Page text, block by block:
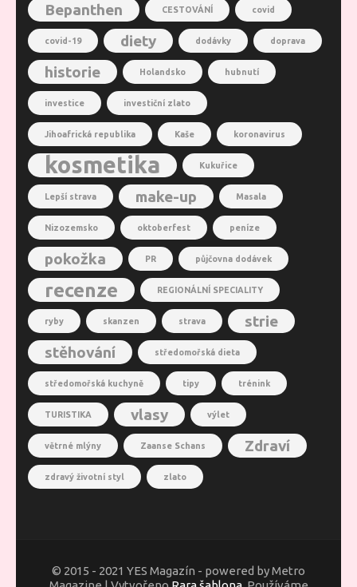
Bepanthen CESTOVÁNÍ covid
covid-19 diety dodávky doprava
historie Holandsko hubnutí
investice investiční zlato
Jihoafrická republika Kaše koronavirus
kosmetika Kukuřice
Lepší strava make-up Masala
Nizozemsko oktoberfest peníze
pokožka PR půjčovna dodávek
recenze REGIONÁLNÍ SPECIALITY
ryby skanzen strava
strie
stěhování
středomořská dieta
středomořská kuchyně tipy trénink
TURISTIKA vlasy výlet
větrné mlýny Zaanse Schans Zdraví
zdravý životní styl zlato
© 2015 - 2021 YES Magazín - powered by Metro